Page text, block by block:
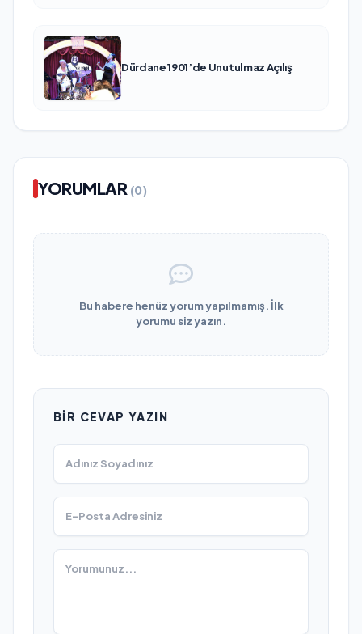
Dürdane 1901’de Unutulmaz Açılış
YORUMLAR (0)
Bu habere henüz yorum yapılmamış. İlk
yorumu siz yazın.
BIR CEVAP YAZIN